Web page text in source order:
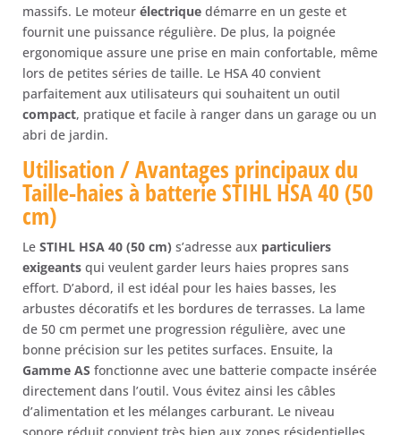
massifs. Le moteur électrique démarre en un geste et
fournit une puissance régulière. De plus, la poignée
ergonomique assure une prise en main confortable, même
lors de petites séries de taille. Le HSA 40 convient
parfaitement aux utilisateurs qui souhaitent un outil
compact, pratique et facile à ranger dans un garage ou un
abri de jardin.
Utilisation / Avantages principaux du
Taille-haies à batterie STIHL HSA 40 (50
cm)
Le STIHL HSA 40 (50 cm) s’adresse aux particuliers
exigeants qui veulent garder leurs haies propres sans
effort. D’abord, il est idéal pour les haies basses, les
arbustes décoratifs et les bordures de terrasses. La lame
de 50 cm permet une progression régulière, avec une
bonne précision sur les petites surfaces. Ensuite, la
Gamme AS fonctionne avec une batterie compacte insérée
directement dans l’outil. Vous évitez ainsi les câbles
d’alimentation et les mélanges carburant. Le niveau